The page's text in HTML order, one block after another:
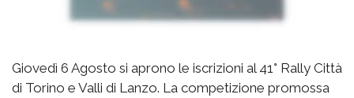
Giovedì 6 Agosto si aprono le iscrizioni al 41° Rally Città
di Torino e Valli di Lanzo. La competizione promossa